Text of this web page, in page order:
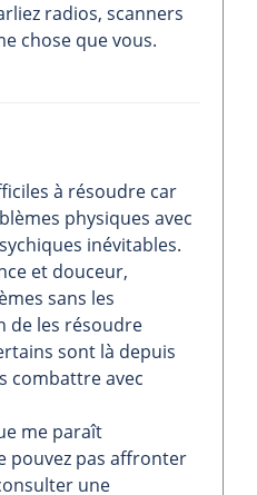
radios, scanners
chose que vous.
à résoudre car
physiques avec
inévitables.
et douceur,
sans les
de les résoudre
sont là depuis
combattre avec
me paraît
pouvez pas affronter
une